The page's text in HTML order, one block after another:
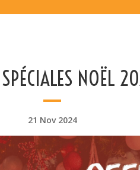
SPÉCIALES NOËL
21 Nov 2024